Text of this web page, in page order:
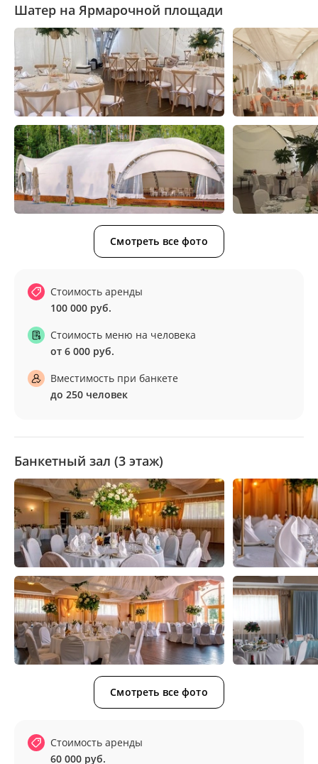
Шатер на Ярмарочной площади
Смотреть все фото
Стоимость аренды
100 000 руб.
Стоимость меню на человека
от 6 000 руб.
Вместимость при банкете
до 250 человек
Банкетный зал (3 этаж)
Смотреть все фото
Стоимость аренды
60 000 руб.